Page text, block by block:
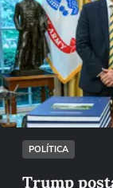
Ops!
POLÍTICA
Trump